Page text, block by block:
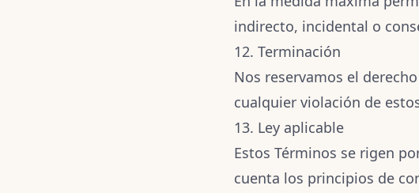
indirecto, incidental o
12. Terminación
Nos reservamos el
cualquier violación de
13. Ley aplicable
Estos Términos se rigen
cuenta los principios de